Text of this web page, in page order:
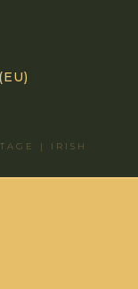
| IRISH